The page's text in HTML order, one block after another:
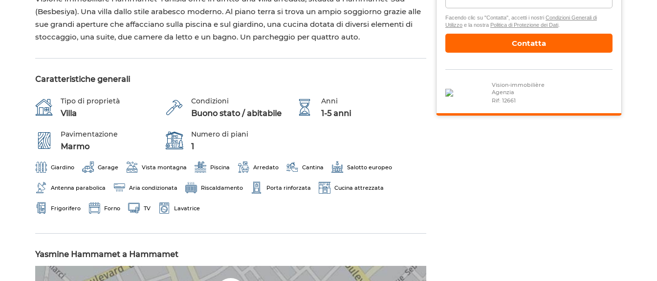
(Besbesiya). Una villa dallo stile arabesco moderno. Al piano terra si trova un ampio soggiorno grazie alle
sue grandi aperture che affacciano sulla piscina e sul giardino, una cucina dotata di diversi elementi di
stoccaggio, una suite, due camere da letto e un bagno. Un parcheggio per quattro auto.
Caratteristiche generali
Tipo di proprietà
Villa
Condizioni
Buono stato / abitabile
Anni
1-5 anni
Pavimentazione
Marmo
Numero di piani
1
Giardino Garage Vista montagna Piscina Arredato Cantina Salotto europeo
Antenna parabolica Aria condizionata Riscaldamento Porta rinforzata Cucina attrezzata
Frigorifero Forno TV Lavatrice
Yasmine Hammamet a Hammamet
Facendo clic su "Contatta", accetti i nostri Condizioni Generali di
Utilizzoe la nostra Politica di Protezione dei Dati.
Contatta
Vision-immobilière
Agenzia
Rif: 12661